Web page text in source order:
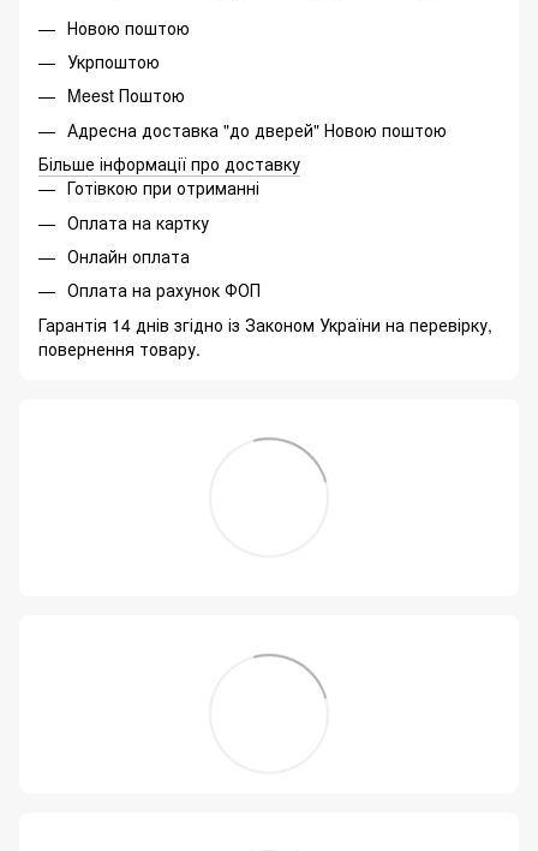
Новою поштою
Укрпоштою
Meest Поштою
Адресна доставка "до дверей" Новою поштою
Більше інформації про доставку
Готівкою при отриманні
Оплата на картку
Онлайн оплата
Оплата на рахунок ФОП
Гарантія 14 днів згідно із Законом України на перевірку,
повернення товару.